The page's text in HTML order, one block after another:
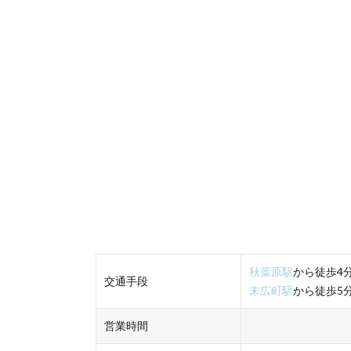
交通手段
秋葉原駅から徒歩4
末広町駅から徒歩5
営業時間